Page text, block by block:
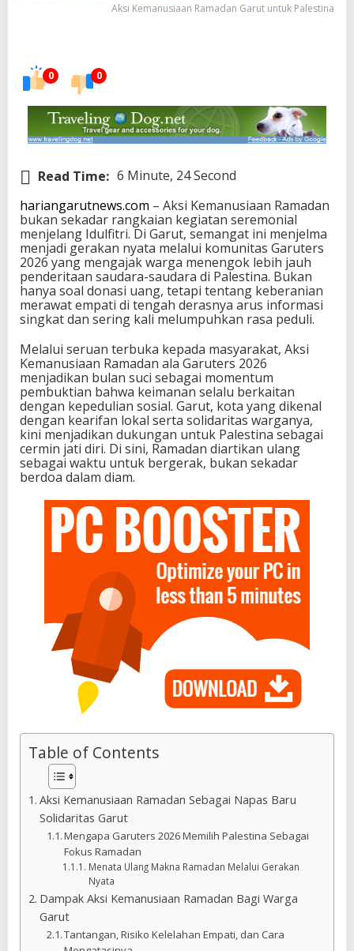
Aksi Kemanusiaan Ramadan Garut untuk Palestina
0 0
Read Time: 6 Minute, 24 Second
hariangarutnews.com – Aksi Kemanusiaan Ramadan
bukan sekadar rangkaian kegiatan seremonial
menjelang Idulfitri. Di Garut, semangat ini menjelma
menjadi gerakan nyata melalui komunitas Garuters
2026 yang mengajak warga menengok lebih jauh
penderitaan saudara-saudara di Palestina. Bukan
hanya soal donasi uang, tetapi tentang keberanian
merawat empati di tengah derasnya arus informasi
singkat dan sering kali melumpuhkan rasa peduli.
Melalui seruan terbuka kepada masyarakat, Aksi
Kemanusiaan Ramadan ala Garuters 2026
menjadikan bulan suci sebagai momentum
pembuktian bahwa keimanan selalu berkaitan
dengan kepedulian sosial. Garut, kota yang dikenal
dengan kearifan lokal serta solidaritas warganya,
kini menjadikan dukungan untuk Palestina sebagai
cermin jati diri. Di sini, Ramadan diartikan ulang
sebagai waktu untuk bergerak, bukan sekadar
berdoa dalam diam.
Table of Contents
Aksi Kemanusiaan Ramadan Sebagai Napas Baru
Solidaritas Garut
Mengapa Garuters 2026 Memilih Palestina Sebagai
Fokus Ramadan
Menata Ulang Makna Ramadan Melalui Gerakan
Nyata
Dampak Aksi Kemanusiaan Ramadan Bagi Warga
Garut
Tantangan, Risiko Kelelahan Empati, dan Cara